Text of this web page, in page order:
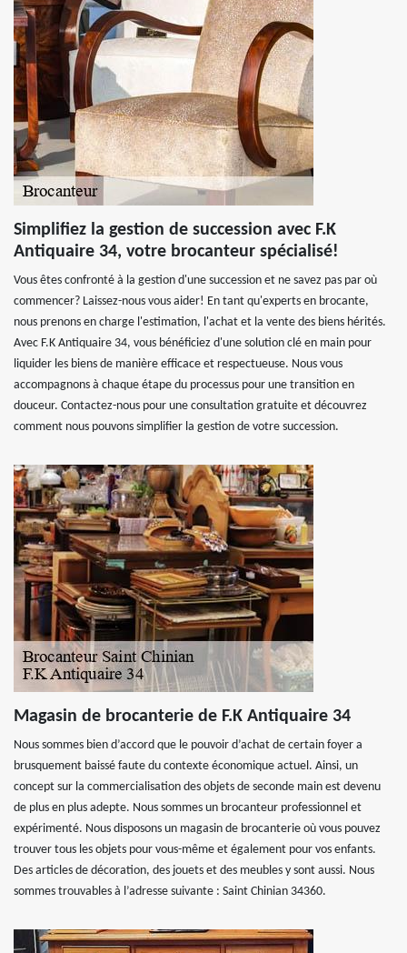
Simplifiez la gestion de succession avec F.K
Antiquaire 34, votre brocanteur spécialisé!
Vous êtes confronté à la gestion d'une succession et ne savez pas par où
commencer? Laissez-nous vous aider! En tant qu'experts en brocante,
nous prenons en charge l'estimation, l'achat et la vente des biens hérités.
Avec F.K Antiquaire 34, vous bénéficiez d'une solution clé en main pour
liquider les biens de manière efficace et respectueuse. Nous vous
accompagnons à chaque étape du processus pour une transition en
douceur. Contactez-nous pour une consultation gratuite et découvrez
comment nous pouvons simplifier la gestion de votre succession.
Magasin de brocanterie de F.K Antiquaire 34
Nous sommes bien d’accord que le pouvoir d’achat de certain foyer a
brusquement baissé faute du contexte économique actuel. Ainsi, un
concept sur la commercialisation des objets de seconde main est devenu
de plus en plus adepte. Nous sommes un brocanteur professionnel et
expérimenté. Nous disposons un magasin de brocanterie où vous pouvez
trouver tous les objets pour vous-même et également pour vos enfants.
Des articles de décoration, des jouets et des meubles y sont aussi. Nous
sommes trouvables à l’adresse suivante : Saint Chinian 34360.